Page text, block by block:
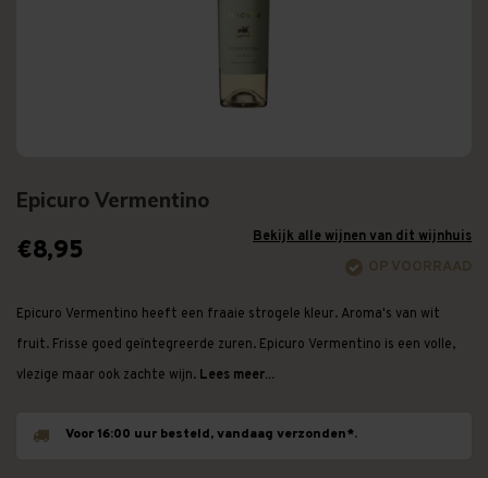
Epicuro Vermentino
€8,95
Bekijk alle wijnen van dit wijnhuis
OP VOORRAAD
Epicuro Vermentino heeft een fraaie strogele kleur. Aroma's van wit
fruit. Frisse goed geïntegreerde zuren. Epicuro Vermentino is een volle,
vlezige maar ook zachte wijn. Lees meer...
Voor 16:00 uur besteld, vandaag verzonden*.